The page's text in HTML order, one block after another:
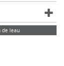
de leau